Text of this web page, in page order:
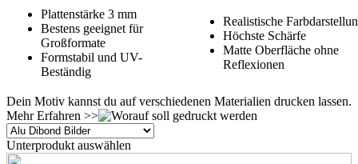
Plattenstärke 3 mm
Bestens geeignet für
Großformate
Formstabil und UV-
Beständig
Realistische
Höchste Schärfe
Matte Oberfläche ohne
Reflexionen
Dein Motiv kannst du auf verschiedenen Materialien drucken lassen.
Mehr Erfahren >>
Unterprodukt auswählen